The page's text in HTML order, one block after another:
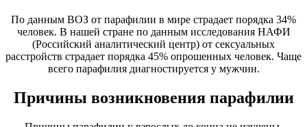
По данным ВОЗ от парафилии в мире страдает порядка 34%
человек. В нашей стране по данным исследования НАФИ
(Российский аналитический центр) от сексуальных
расстройств страдает порядка 45% опрошенных человек. Чаще
всего парафилия диагностируется у мужчин.
Причины возникновения парафилии